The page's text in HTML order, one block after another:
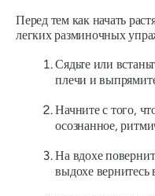
Перед тем как начать
легких разминочных
Сядьте или
плечи и
Начните с того,
осознанное,
На вдохе
выдохе вернитесь